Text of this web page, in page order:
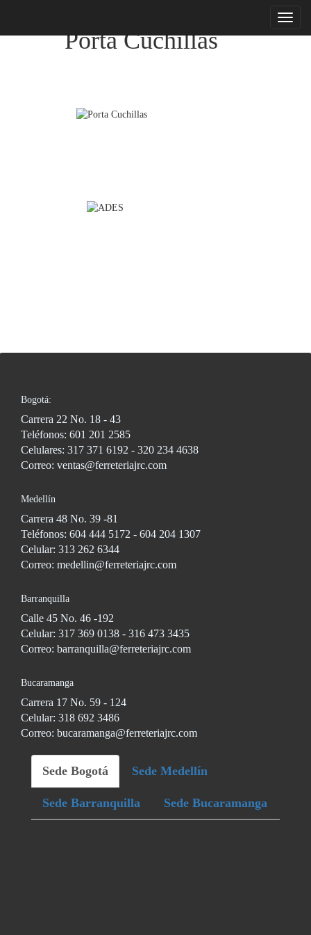
menu
Porta Cuchillas
Bogotá:
Carrera 22 No. 18 - 43
Teléfonos: 601 201 2585
Celulares: 317 371 6192 - 320 234 4638
Correo: ventas@ferreteriajrc.com
Medellín
Carrera 48 No. 39 -81
Teléfonos: 604 444 5172 - 604 204 1307
Celular: 313 262 6344
Correo: medellin@ferreteriajrc.com
Barranquilla
Calle 45 No. 46 -192
Celular: 317 369 0138 - 316 473 3435
Correo: barranquilla@ferreteriajrc.com
Bucaramanga
Carrera 17 No. 59 - 124
Celular: 318 692 3486
Correo: bucaramanga@ferreteriajrc.com
Sede Bogotá Sede Medellín
Sede Barranquilla Sede Bucaramanga